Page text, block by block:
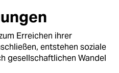
Erreichen ihrer
entstehen soziale
gesellschaftlichen Wandel